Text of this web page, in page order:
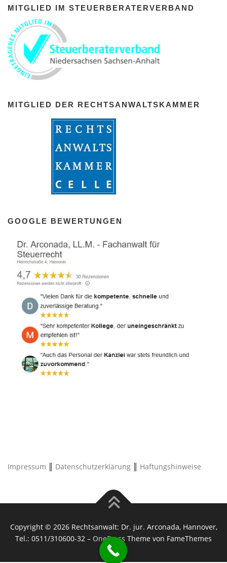
MITGLIED IM STEUERBERATERVERBAND
MITGLIED DER RECHTSANWALTSKAMMER
GOOGLE BEWERTUNGEN
Impressum Datenschutzerklärung Haftungshinweise
Copyright © 2026 Rechtsanwalt: Dr. jur. Arconada, Hannover,
Tel.: 0511/310600-32 – OnePress Theme von FameThemes